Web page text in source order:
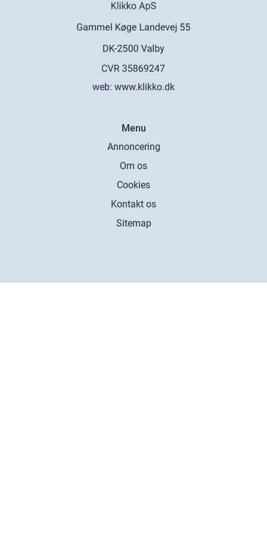
web: www.klikko.dk
Menu
Annoncering
Om os
Cookies
Kontakt os
Sitemap